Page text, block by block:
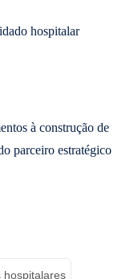
hospitalar
à construção de
parceiro estratégico
hospitalares